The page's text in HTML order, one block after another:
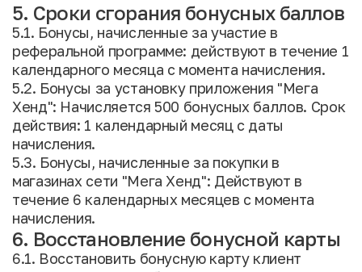
5. Сроки сгорания бонусных баллов
5.1. Бонусы, начисленные за участие в
реферальной программе: действуют в течение 1
календарного месяца с момента начисления.
5.2. Бонусы за установку приложения "Мега
Хенд": Начисляется 500 бонусных баллов. Срок
действия: 1 календарный месяц с даты
начисления.
5.3. Бонусы, начисленные за покупки в
магазинах сети "Мега Хенд": Действуют в
течение 6 календарных месяцев с момента
начисления.
6. Восстановление бонусной карты
6.1. Восстановить бонусную карту клиент